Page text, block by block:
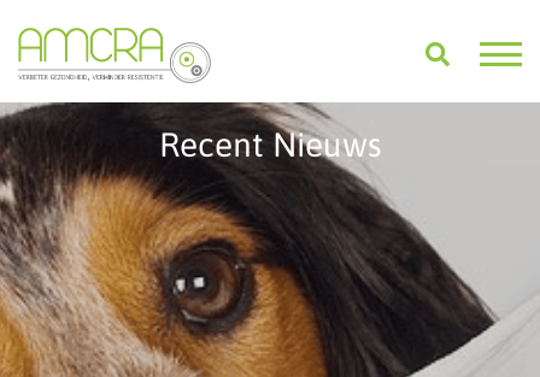
Recent Nieuws